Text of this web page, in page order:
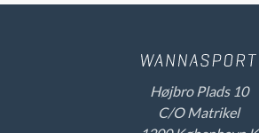
Højbro Plads 10
C/O Matrikel